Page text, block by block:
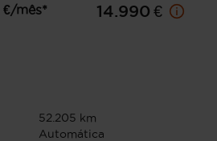
€/mês*
14.990 €
52.205 km
Automática